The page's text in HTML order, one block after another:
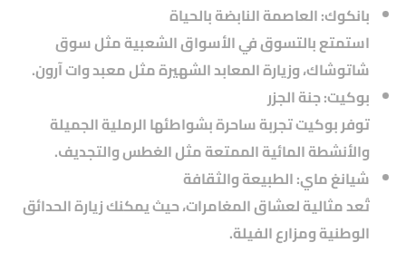
بانكوك: العاصمة النابضة بالحياة
استمتع بالتسوق في الأسواق الشعبية مثل سوق
شاتوشاك، وزيارة المعابد الشهيرة مثل معبد وات آرون.
بوكيت: جنة الجزر
توفر بوكيت تجربة ساحرة بشواطئها الرملية الجميلة
والأنشطة المائية الممتعة مثل الغطس والتجديف.
شيانغ ماي: الطبيعة والثقافة
تُعد مثالية لعشاق المغامرات، حيث يمكنك زيارة الحدائق
الوطنية ومزارع الفيلة.